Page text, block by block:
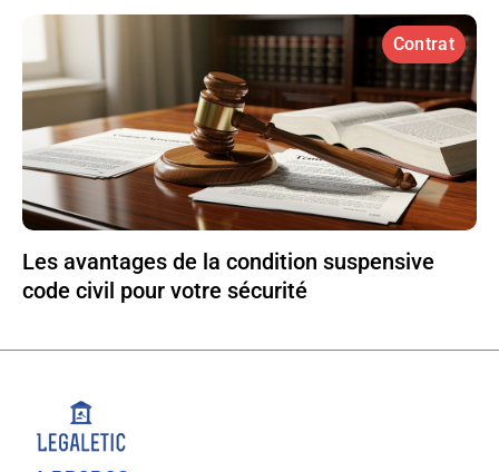
Contrat
Les avantages de la condition suspensive
code civil pour votre sécurité